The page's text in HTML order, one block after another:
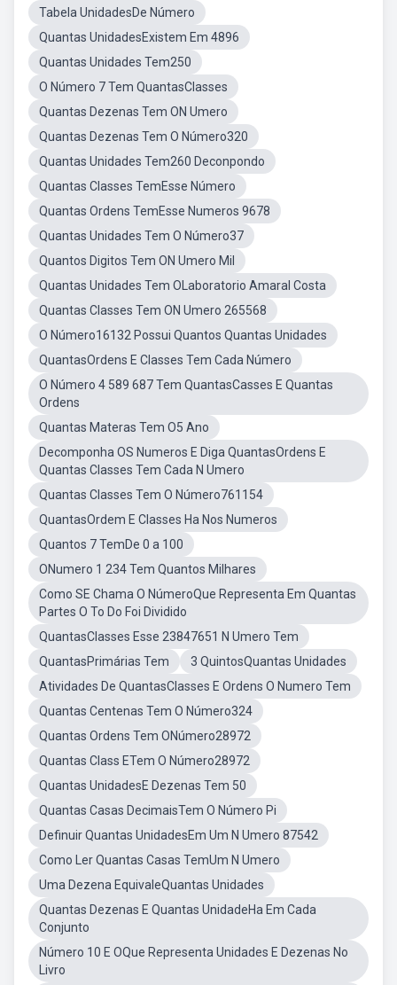
Tabela UnidadesDe Número
Quantas UnidadesExistem Em 4896
Quantas Unidades Tem250
O Número 7 Tem QuantasClasses
Quantas Dezenas Tem ON Umero
Quantas Dezenas Tem O Número320
Quantas Unidades Tem260 Deconpondo
Quantas Classes TemEsse Número
Quantas Ordens TemEsse Numeros 9678
Quantas Unidades Tem O Número37
Quantos Digitos Tem ON Umero Mil
Quantas Unidades Tem OLaboratorio Amaral Costa
Quantas Classes Tem ON Umero 265568
O Número16132 Possui Quantos Quantas Unidades
QuantasOrdens E Classes Tem Cada Número
O Número 4 589 687 Tem QuantasCasses E Quantas
Ordens
Quantas Materas Tem O5 Ano
Decomponha OS Numeros E Diga QuantasOrdens E
Quantas Classes Tem Cada N Umero
Quantas Classes Tem O Número761154
QuantasOrdem E Classes Ha Nos Numeros
Quantos 7 TemDe 0 a 100
ONumero 1 234 Tem Quantos Milhares
Como SE Chama O NúmeroQue Representa Em Quantas
Partes O To Do Foi Dividido
QuantasClasses Esse 23847651 N Umero Tem
QuantasPrimárias Tem
3 QuintosQuantas Unidades
Atividades De QuantasClasses E Ordens O Numero Tem
Quantas Centenas Tem O Número324
Quantas Ordens Tem ONúmero28972
Quantas Class ETem O Número28972
Quantas UnidadesE Dezenas Tem 50
Quantas Casas DecimaisTem O Número Pi
Definuir Quantas UnidadesEm Um N Umero 87542
Como Ler Quantas Casas TemUm N Umero
Uma Dezena EquivaleQuantas Unidades
Quantas Dezenas E Quantas UnidadeHa Em Cada
Conjunto
Número 10 E OQue Representa Unidades E Dezenas No
Livro